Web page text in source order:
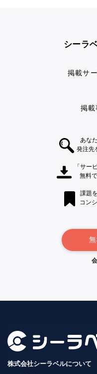
シーラ
掲載サ
掲載
あな
発注先
「サー
無料
課題
コン
株式会社シーラベルについて